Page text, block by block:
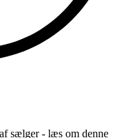
sælger - læs om denne